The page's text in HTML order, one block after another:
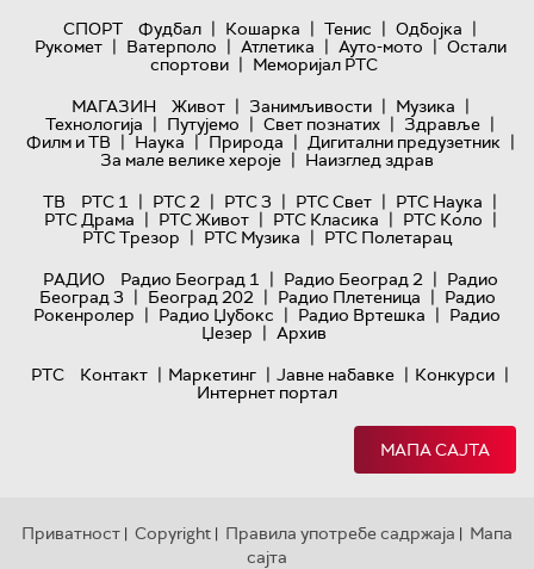
СПОРТ
Фудбал | Кошарка | Тенис | Одбојка |
Рукомет | Ватерполо | Атлетика | Ауто-мото | Остали
спортови | Меморијал РТС
МАГАЗИН
Живот | Занимљивости | Музика |
Технологијa | Путујемо | Свет познатих | Здравље |
Филм и ТВ | Наука | Природа | Дигитални предузетник |
За мале велике хероје | Наизглед здрав
ТВ
РТС 1 | РТС 2 | РТС 3 | РТС Свет | РТС Наука |
РТС Драма | РТС Живот | РТС Класика | РТС Коло |
РТС Трезор | РТС Музика | РТС Полетарац
РАДИО
Радио Београд 1 | Радио Београд 2 | Радио
Београд 3 | Београд 202 | Радио Плетеница | Радио
Рокенролер | Радио Џубокс | Радио Вртешка | Радио
Џезер | Архив
РТС
Контакт | Маркетинг | Јавне набавке | Конкурси |
Интернет портал
МАПА САЈТА
Приватност | Copyright | Правила употребе садржаја | Мапа
сајта